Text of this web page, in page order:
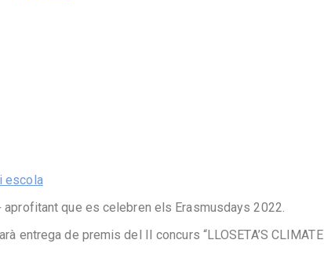
escola
que es celebren els Erasmusdays 2022.
entrega de premis del II concurs “LLOSETA’S CLIMATE